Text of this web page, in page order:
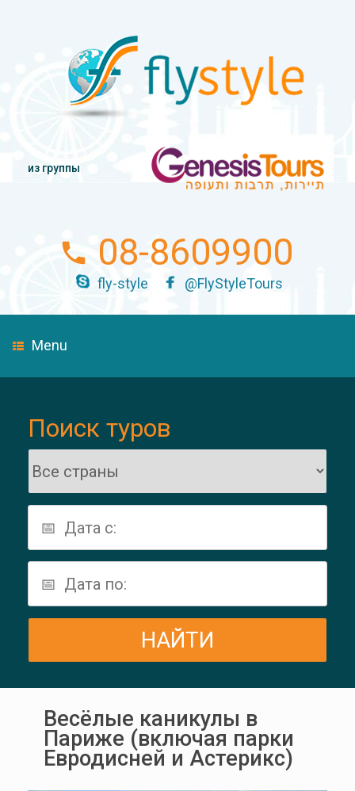
из группы
08-8609900
fly-style @FlyStyleTours
Menu
Поиск туров
Весёлые каникулы в
Париже (включая парки
Евродисней и Астерикс)